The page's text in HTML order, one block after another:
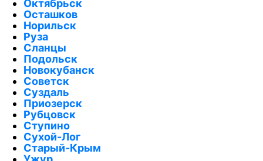
Октябрьск
Осташков
Норильск
Руза
Сланцы
Подольск
Новокубанск
Советск
Суздаль
Приозерск
Рубцовск
Ступино
Сухой-Лог
Старый-Крым